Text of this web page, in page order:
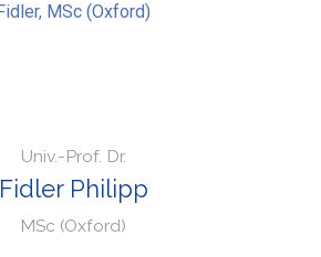
Univ.-Prof. Dr.
Fidler Philipp
MSc (Oxford)